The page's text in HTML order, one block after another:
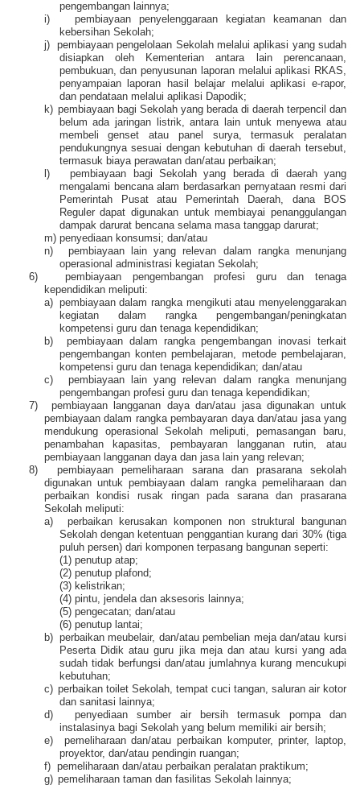
pengembangan lainnya;
i)
pembiayaan penyelenggaraan kegiatan keamanan dan
kebersihan Sekolah;
j)
pembiayaan pengelolaan Sekolah melalui aplikasi yang sudah
disiapkan oleh Kementerian antara lain perencanaan,
pembukuan, dan penyusunan laporan melalui aplikasi RKAS,
penyampaian laporan hasil belajar melalui aplikasi e-rapor,
dan pendataan melalui aplikasi Dapodik;
k) pembiayaan bagi Sekolah yang berada di daerah terpencil dan
belum ada jaringan listrik, antara lain untuk menyewa atau
membeli genset atau panel surya, termasuk peralatan
pendukungnya sesuai dengan kebutuhan di daerah tersebut,
termasuk biaya perawatan dan/atau perbaikan;
l)
pembiayaan bagi Sekolah yang berada di daerah yang
mengalami bencana alam berdasarkan pernyataan resmi dari
Pemerintah Pusat atau Pemerintah Daerah, dana BOS
Reguler dapat digunakan untuk membiayai penanggulangan
dampak darurat bencana selama masa tanggap darurat;
m) penyediaan konsumsi; dan/atau
n)
pembiayaan lain yang relevan dalam rangka menunjang
operasional administrasi kegiatan Sekolah;
6)
pembiayaan pengembangan profesi guru dan tenaga
kependidikan meliputi:
a) pembiayaan dalam rangka mengikuti atau menyelenggarakan
kegiatan dalam rangka pengembangan/peningkatan
kompetensi guru dan tenaga kependidikan;
b)
pembiayaan dalam rangka pengembangan inovasi terkait
pengembangan konten pembelajaran, metode pembelajaran,
kompetensi guru dan tenaga kependidikan; dan/atau
c)
pembiayaan lain yang relevan dalam rangka menunjang
pengembangan profesi guru dan tenaga kependidikan;
7)
pembiayaan langganan daya dan/atau jasa digunakan untuk
pembiayaan dalam rangka pembayaran daya dan/atau jasa yang
mendukung operasional Sekolah meliputi, pemasangan baru,
penambahan kapasitas, pembayaran langganan rutin, atau
pembiayaan langganan daya dan jasa lain yang relevan;
8)
pembiayaan pemeliharaan sarana dan prasarana sekolah
digunakan untuk pembiayaan dalam rangka pemeliharaan dan
perbaikan kondisi rusak ringan pada sarana dan prasarana
Sekolah meliputi:
a)
perbaikan kerusakan komponen non struktural bangunan
Sekolah dengan ketentuan penggantian kurang dari 30% (tiga
puluh persen) dari komponen terpasang bangunan seperti:
(1) penutup atap;
(2) penutup plafond;
(3) kelistrikan;
(4) pintu, jendela dan aksesoris lainnya;
(5) pengecatan; dan/atau
(6) penutup lantai;
b) perbaikan meubelair, dan/atau pembelian meja dan/atau kursi
Peserta Didik atau guru jika meja dan atau kursi yang ada
sudah tidak berfungsi dan/atau jumlahnya kurang mencukupi
kebutuhan;
c) perbaikan toilet Sekolah, tempat cuci tangan, saluran air kotor
dan sanitasi lainnya;
d)
penyediaan sumber air bersih termasuk pompa dan
instalasinya bagi Sekolah yang belum memiliki air bersih;
e)
pemeliharaan dan/atau perbaikan komputer, printer, laptop,
proyektor, dan/atau pendingin ruangan;
f) pemeliharaan dan/atau perbaikan peralatan praktikum;
g) pemeliharaan taman dan fasilitas Sekolah lainnya;